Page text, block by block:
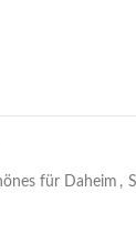
für Daheim ,